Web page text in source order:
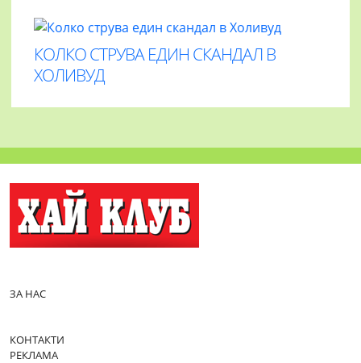
КОЛКО СТРУВА ЕДИН СКАНДАЛ В
ХОЛИВУД
ЗА НАС
КОНТАКТИ
РЕКЛАМА